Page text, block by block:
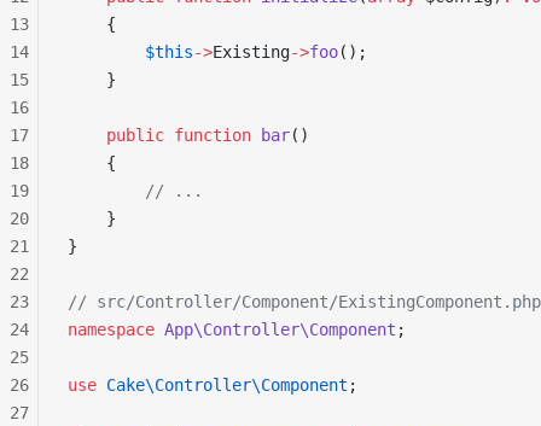
    {
        $this
->Existing->foo();
    }
    public
function bar()
    {
        // ...
    }
}
// src/Controller/Component/ExistingComponent.php
namespace App\Controller\Component ;
use Cake\Controller\Component ;
13
14
15
16
17
18
19
20
21
22
23
24
25
26
27